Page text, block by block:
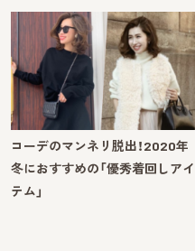
コーデのマンネリ脱出！2020年
冬におすすめの「優秀着回しアイ
テム」